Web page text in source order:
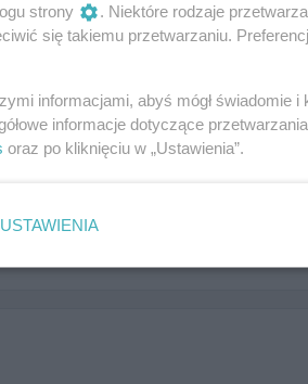
Dodaj swoją opinię
strony
. Niektóre rodzaje
się takiemu przetwarzaniu.
informacjami, abyś mógł świadomie
informacje dotyczące
oraz po kliknięciu w „Ustawienia”.
USTAWIENIA